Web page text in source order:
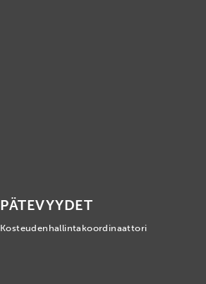
PÄTEVYYDET
Kosteudenhallintakoordinaattori